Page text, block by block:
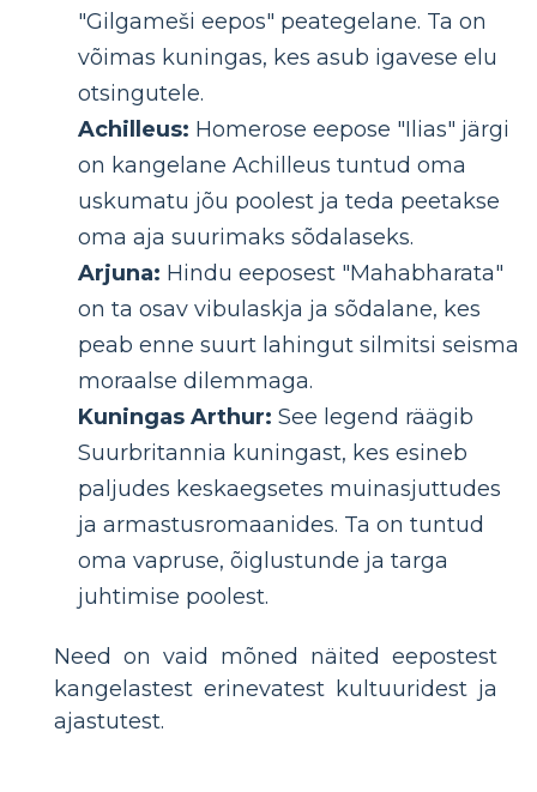
"Gilgameši eepos" peategelane. Ta on
võimas kuningas, kes asub igavese elu
otsingutele.
Achilleus: Homerose eepose "Ilias" järgi
on kangelane Achilleus tuntud oma
uskumatu jõu poolest ja teda peetakse
oma aja suurimaks sõdalaseks.
Arjuna: Hindu eeposest "Mahabharata"
on ta osav vibulaskja ja sõdalane, kes
peab enne suurt lahingut silmitsi seisma
moraalse dilemmaga.
Kuningas Arthur: See legend räägib
Suurbritannia kuningast, kes esineb
paljudes keskaegsetes muinasjuttudes
ja armastusromaanides. Ta on tuntud
oma vapruse, õiglustunde ja targa
juhtimise poolest.
Need on vaid mõned näited eepostest
kangelastest erinevatest kultuuridest ja
ajastutest.